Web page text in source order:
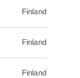
Finland
Finland
Finland